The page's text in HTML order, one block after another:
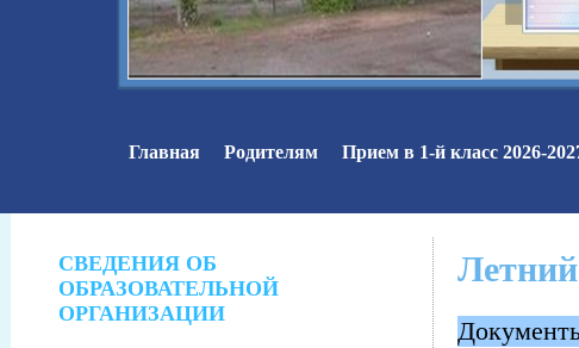
Главная Родителям Прием в 1-й класс 2026-
СВЕДЕНИЯ ОБ
ОБРАЗОВАТЕЛЬНОЙ
ОРГАНИЗАЦИИ